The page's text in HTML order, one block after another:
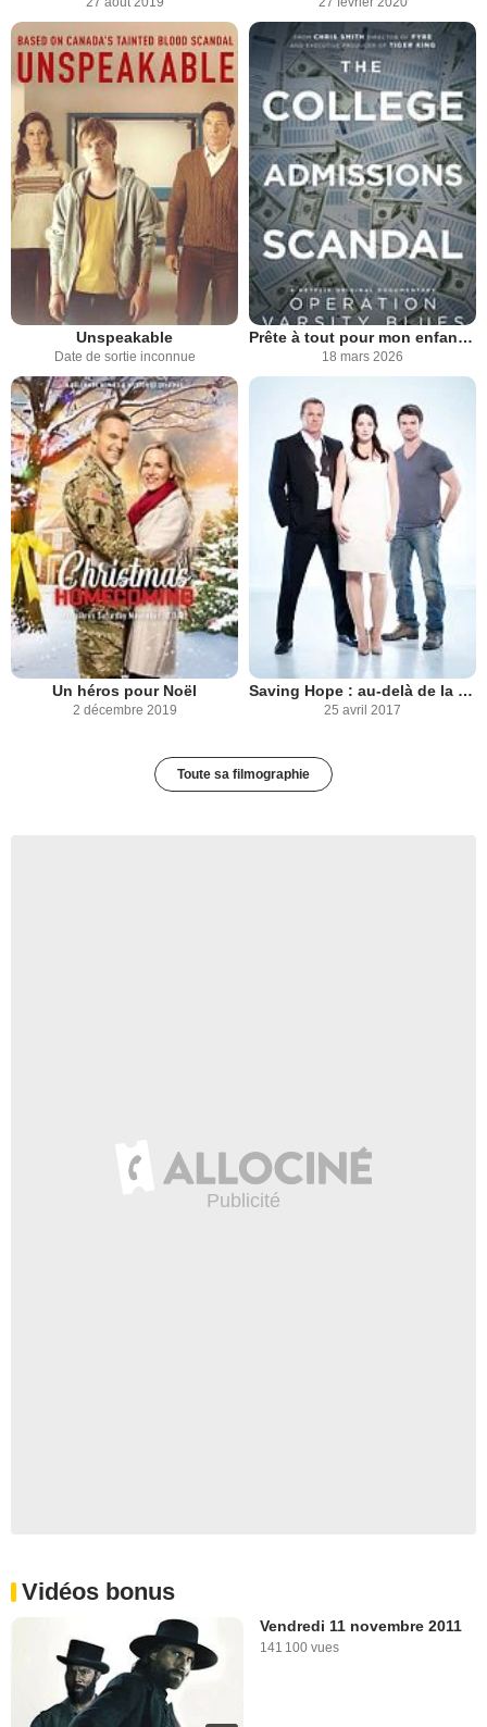
Unspeakable
Date de sortie inconnue
Prête à tout pour mon enfant, même l'illégalité !
18 mars 2026
Un héros pour Noël
2 décembre 2019
Saving Hope : au-delà de la médecine
25 avril 2017
Toute sa filmographie
Vidéos bonus
Vendredi 11 novembre 2011
141 100 vues